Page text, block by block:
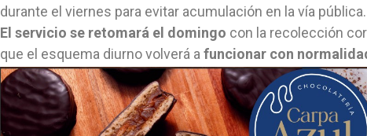
durante el viernes para evitar acumulación en la vía pública.
El servicio se retomará el domingo con la recolección
que el esquema diurno volverá a funcionar con